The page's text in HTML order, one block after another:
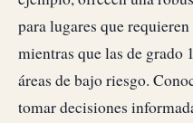
para lugares que
mientras que las de grado
áreas de bajo riesgo.
tomar decisiones